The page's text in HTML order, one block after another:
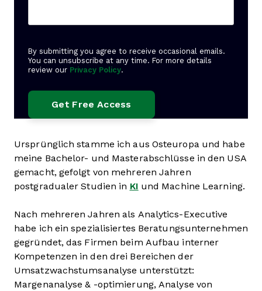
By submitting you agree to receive occasional emails.
You can unsubscribe at any time. For more details
review our Privacy Policy.
Ursprünglich stamme ich aus Osteuropa und habe
meine Bachelor- und Masterabschlüsse in den USA
gemacht, gefolgt von mehreren Jahren
postgradualer Studien in KI und Machine Learning.
Nach mehreren Jahren als Analytics-Executive
habe ich ein spezialisiertes Beratungsunternehmen
gegründet, das Firmen beim Aufbau interner
Kompetenzen in den drei Bereichen der
Umsatzwachstumsanalyse unterstützt:
Margenanalyse & -optimierung, Analyse von